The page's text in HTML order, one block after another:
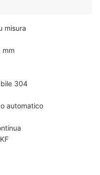
misura
304
automatico